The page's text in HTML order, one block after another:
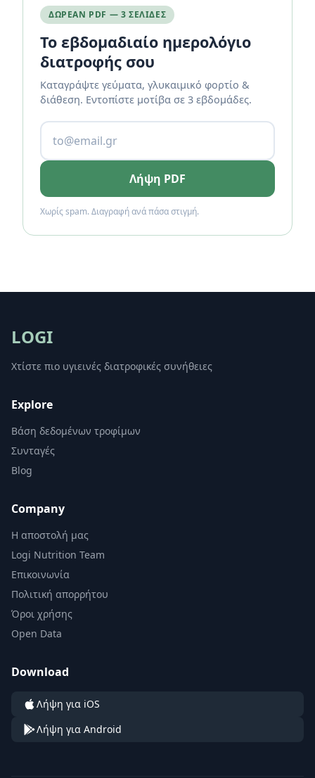
ΔΩΡΕΆΝ PDF — 3 ΣΕΛΊΔΕΣ
Το εβδομαδιαίο ημερολόγιο
διατροφής σου
Καταγράψτε γεύματα, γλυκαιμικό φορτίο &
διάθεση. Εντοπίστε μοτίβα σε 3 εβδομάδες.
Λήψη PDF
Χωρίς spam. Διαγραφή ανά πάσα στιγμή.
LOGI
Χτίστε πιο υγιεινές διατροφικές συνήθειες
Explore
Βάση δεδομένων τροφίμων
Συνταγές
Blog
Company
Η αποστολή μας
Logi Nutrition Team
Επικοινωνία
Πολιτική απορρήτου
Όροι χρήσης
Open Data
Download
Λήψη για iOS
Λήψη για Android